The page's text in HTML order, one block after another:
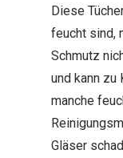
Diese
feucht sind,
Schmutz
und kann zu
manche
Gläser